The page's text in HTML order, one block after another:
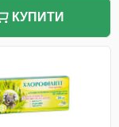
КУПИТИ